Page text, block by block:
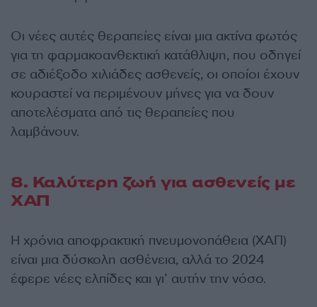
Οι νέες αυτές θεραπείες είναι μια ακτίνα φωτός
για τη φαρμακοανθεκτική κατάθλιψη, που οδηγεί
σε αδιέξοδο χιλιάδες ασθενείς, οι οποίοι έχουν
κουραστεί να περιμένουν μήνες για να δουν
αποτελέσματα από τις θεραπείες που
λαμβάνουν.
8. Καλύτερη ζωή για ασθενείς με
ΧΑΠ
Η χρόνια αποφρακτική πνευμονοπάθεια (ΧΑΠ)
είναι μια δύσκολη ασθένεια, αλλά το 2024
έφερε νέες ελπίδες και γι’ αυτήν την νόσο.